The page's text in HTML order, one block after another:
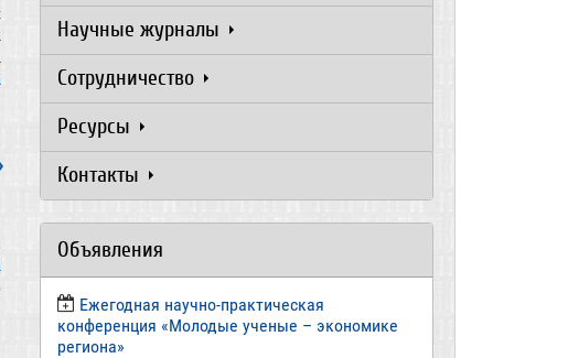
Научные журналы
Сотрудничество
Ресурсы
Контакты
Объявления
Ежегодная научно-практическая
конференция «Молодые ученые – экономике
региона»